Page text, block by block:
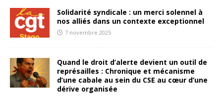
Solidarité syndicale : un merci solennel à
nos alliés dans un contexte exceptionnel
7 novembre 2025
Quand le droit d’alerte devient un outil de
représailles : Chronique et mécanisme
d’une cabale au sein du CSE au cœur d’une
dérive organisée